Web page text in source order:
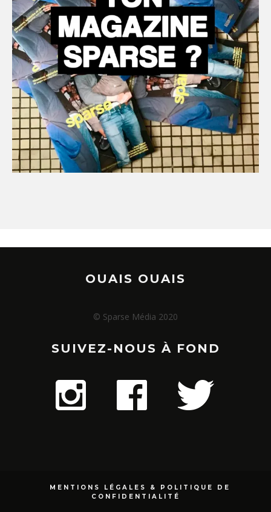
OUAIS OUAIS
© Sparse Média 2020
SUIVEZ-NOUS À FOND
MENTIONS LÉGALES & POLITIQUE DE
CONFIDENTIALITÉ